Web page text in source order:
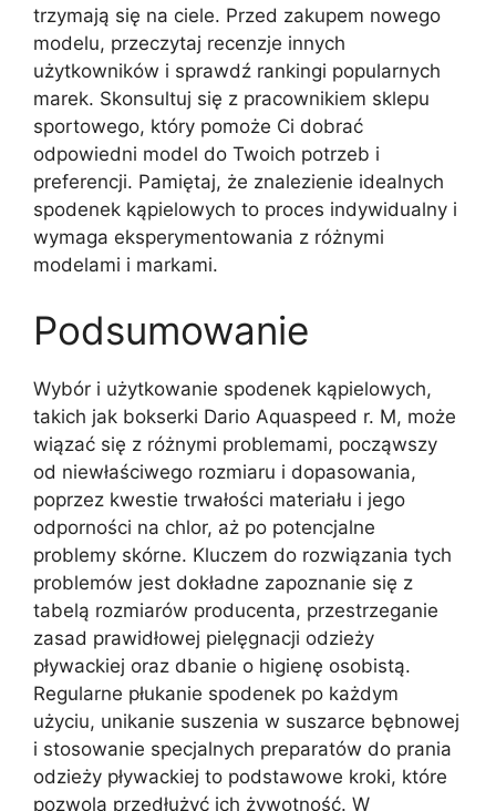
trzymają się na ciele. Przed zakupem nowego
modelu, przeczytaj recenzje innych
użytkowników i sprawdź rankingi popularnych
marek. Skonsultuj się z pracownikiem sklepu
sportowego, który pomoże Ci dobrać
odpowiedni model do Twoich potrzeb i
preferencji. Pamiętaj, że znalezienie idealnych
spodenek kąpielowych to proces indywidualny i
wymaga eksperymentowania z różnymi
modelami i markami.
Podsumowanie
Wybór i użytkowanie spodenek kąpielowych,
takich jak bokserki Dario Aquaspeed r. M, może
wiązać się z różnymi problemami, począwszy
od niewłaściwego rozmiaru i dopasowania,
poprzez kwestie trwałości materiału i jego
odporności na chlor, aż po potencjalne
problemy skórne. Kluczem do rozwiązania tych
problemów jest dokładne zapoznanie się z
tabelą rozmiarów producenta, przestrzeganie
zasad prawidłowej pielęgnacji odzieży
pływackiej oraz dbanie o higienę osobistą.
Regularne płukanie spodenek po każdym
użyciu, unikanie suszenia w suszarce bębnowej
i stosowanie specjalnych preparatów do prania
odzieży pływackiej to podstawowe kroki, które
pozwolą przedłużyć ich żywotność. W